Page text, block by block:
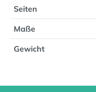
Seiten
Maße
Gewicht